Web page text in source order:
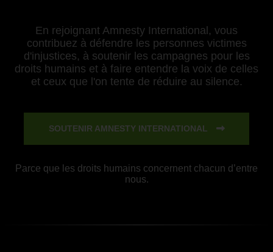
En rejoignant Amnesty International, vous
contribuez à défendre les personnes victimes
d'injustices, à soutenir les campagnes pour les
droits humains et à faire entendre la voix de celles
et ceux que l'on tente de réduire au silence.
SOUTENIR AMNESTY INTERNATIONAL
Parce que les droits humains concernent chacun d’entre
nous.